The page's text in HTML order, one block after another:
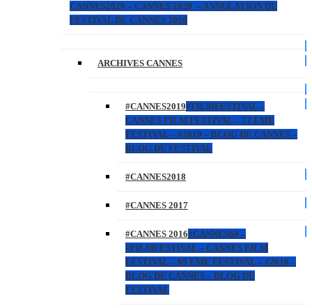
CANNES2020 – CANNES 2020 – ANNULATION DU
FESTIVAL DE CANNES 2020
ARCHIVES CANNES
#CANNES2019#FILMFESTIVAL –
CANNES FILM FESTIVAL – 72 EME
FESTIVAL – #2019 – BLOG DE CANNES –
BLOG DU FESTIVAL
#CANNES2018
#CANNES 2017
#CANNES 2016#CANNES69 –
#FILMFESTIVAL – CANNES FILM
FESTIVAL – 69 EME FESTIVAL – #2016 –
BLOG DE CANNES – BLOG DU
FESTIVAL